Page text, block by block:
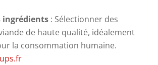
ingrédients: Sélectionner des
de haute qualité, idéalement
la consommation humaine.